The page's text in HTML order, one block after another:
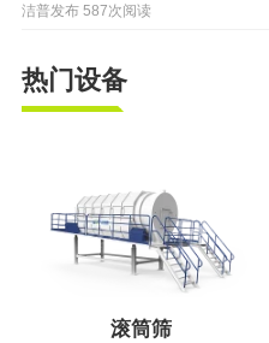
洁普发布 587次阅读
热门设备
滚筒筛